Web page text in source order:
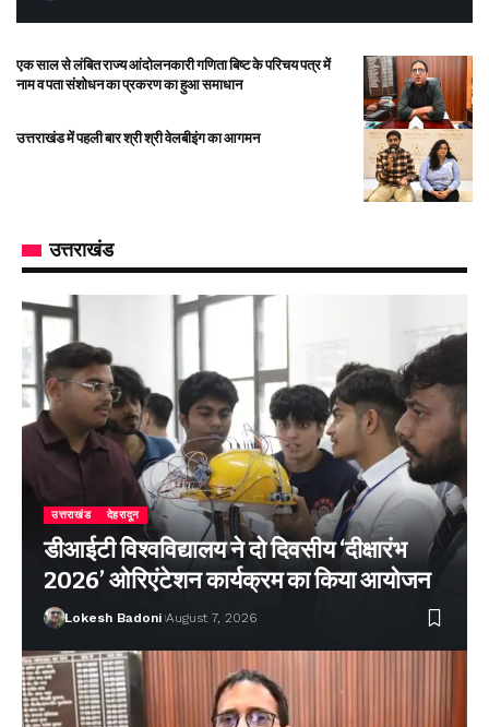
एक साल से लंबित राज्य आंदोलनकारी गणिता बिष्ट के परिचय पत्र में
नाम व पता संशोधन का प्रकरण का हुआ समाधान
उत्तराखंड में पहली बार श्री श्री वेलबीइंग का आगमन
उत्तराखंड
उत्तराखंड देहरादून
डीआईटी विश्वविद्यालय ने दो दिवसीय ‘दीक्षारंभ
2026’ ओरिएंटेशन कार्यक्रम का किया आयोजन
Lokesh Badoni August 7, 2026